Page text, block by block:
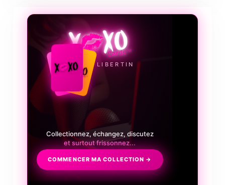
LE JEU LIBERTIN
Collectionnez, échangez, discutez
et surtout frissonnez...
COMMENCER MA COLLECTION →